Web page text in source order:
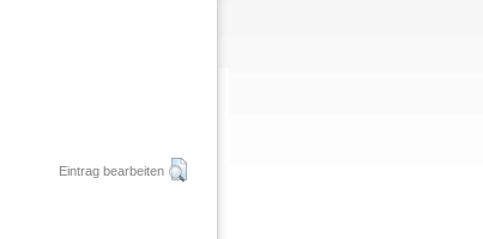
Eintrag bearbeiten